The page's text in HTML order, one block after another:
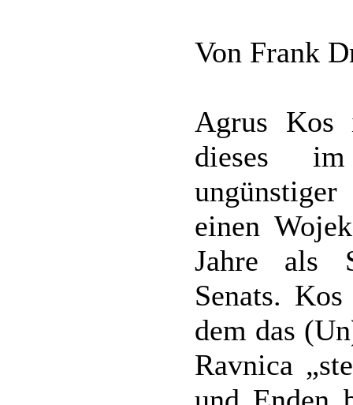
Von Frank
Agrus Kos
dieses
einen
Jahre als
Senats.
dem das
Ravnica